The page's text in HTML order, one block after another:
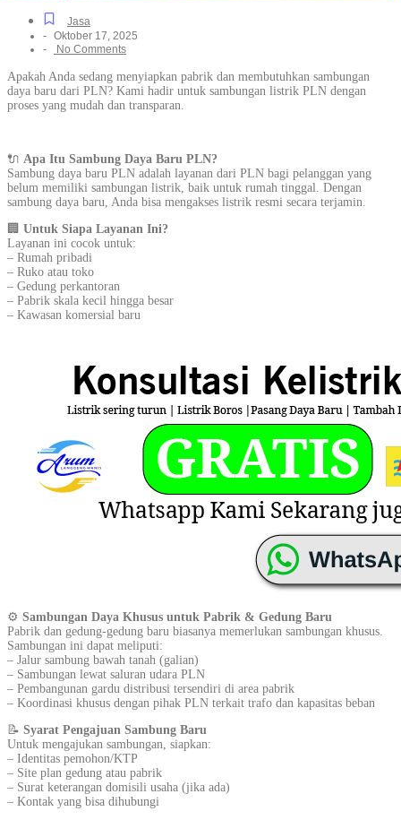
Jasa
- Oktober 17, 2025
- No Comments
Apakah Anda sedang menyiapkan pabrik dan membutuhkan sambungan
daya baru dari PLN? Kami hadir untuk sambungan listrik PLN dengan
proses yang mudah dan transparan.
🔌 Apa Itu Sambung Daya Baru PLN?
Sambung daya baru PLN adalah layanan dari PLN bagi pelanggan yang
belum memiliki sambungan listrik, baik untuk rumah tinggal. Dengan
sambung daya baru, Anda bisa mengakses listrik resmi secara terjamin.
🏢 Untuk Siapa Layanan Ini?
Layanan ini cocok untuk:
– Rumah pribadi
– Ruko atau toko
– Gedung perkantoran
– Pabrik skala kecil hingga besar
– Kawasan komersial baru
⚙️ Sambungan Daya Khusus untuk Pabrik & Gedung Baru
Pabrik dan gedung-gedung baru biasanya memerlukan sambungan khusus.
Sambungan ini dapat meliputi:
– Jalur sambung bawah tanah (galian)
– Sambungan lewat saluran udara PLN
– Pembangunan gardu distribusi tersendiri di area pabrik
– Koordinasi khusus dengan pihak PLN terkait trafo dan kapasitas beban
📝 Syarat Pengajuan Sambung Baru
Untuk mengajukan sambungan, siapkan:
– Identitas pemohon/KTP
– Site plan gedung atau pabrik
– Surat keterangan domisili usaha (jika ada)
– Kontak yang bisa dihubungi